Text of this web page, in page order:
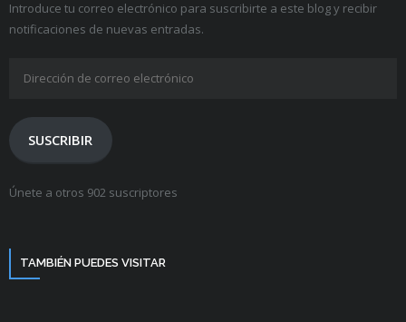
Introduce tu correo electrónico para suscribirte a este blog y recibir
notificaciones de nuevas entradas.
electrónico
SUSCRIBIR
Únete a otros 902 suscriptores
TAMBIÉN PUEDES VISITAR